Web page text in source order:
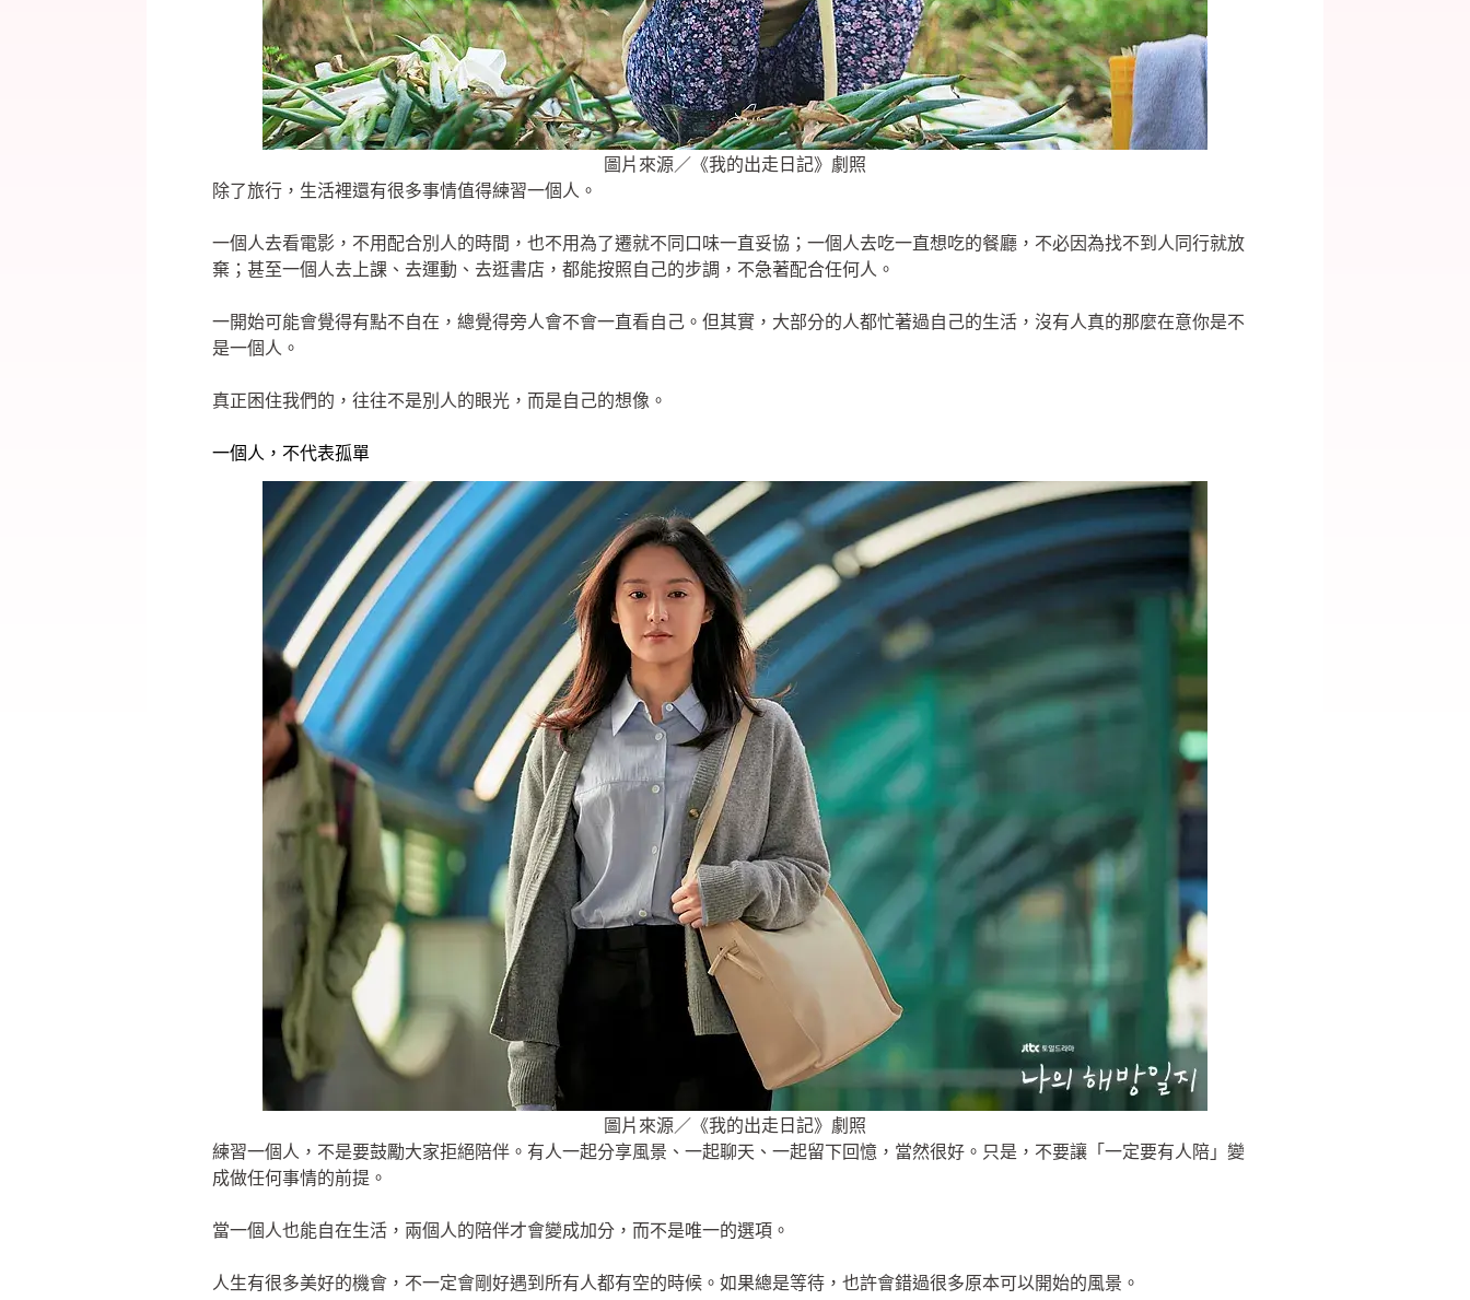
圖片來源／《我的出走日記》劇照
除了旅行，生活裡還有很多事情值得練習一個人。
一個人去看電影，不用配合別人的時間，也不用為了遷就不同口味一直妥協；一個人去吃一直想吃的餐廳，不必因為找不到人同行就放
棄；甚至一個人去上課、去運動、去逛書店，都能按照自己的步調，不急著配合任何人。
一開始可能會覺得有點不自在，總覺得旁人會不會一直看自己。但其實，大部分的人都忙著過自己的生活，沒有人真的那麼在意你是不
是一個人。
真正困住我們的，往往不是別人的眼光，而是自己的想像。
一個人，不代表孤單
圖片來源／《我的出走日記》劇照
練習一個人，不是要鼓勵大家拒絕陪伴。有人一起分享風景、一起聊天、一起留下回憶，當然很好。只是，不要讓「一定要有人陪」變
成做任何事情的前提。
當一個人也能自在生活，兩個人的陪伴才會變成加分，而不是唯一的選項。
人生有很多美好的機會，不一定會剛好遇到所有人都有空的時候。如果總是等待，也許會錯過很多原本可以開始的風景。